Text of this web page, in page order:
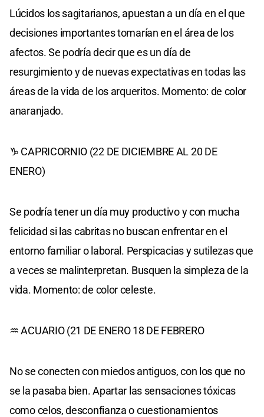
Lúcidos los sagitarianos, apuestan a un día en el que
decisiones importantes tomarían en el área de los
afectos. Se podría decir que es un día de
resurgimiento y de nuevas expectativas en todas las
áreas de la vida de los arqueritos. Momento: de color
anaranjado.
♑ CAPRICORNIO (22 DE DICIEMBRE AL 20 DE
ENERO)
Se podría tener un día muy productivo y con mucha
felicidad si las cabritas no buscan enfrentar en el
entorno familiar o laboral. Perspicacias y sutilezas que
a veces se malinterpretan. Busquen la simpleza de la
vida. Momento: de color celeste.
♒ ACUARIO (21 DE ENERO 18 DE FEBRERO
No se conecten con miedos antiguos, con los que no
se la pasaba bien. Apartar las sensaciones tóxicas
como celos, desconfianza o cuestionamientos